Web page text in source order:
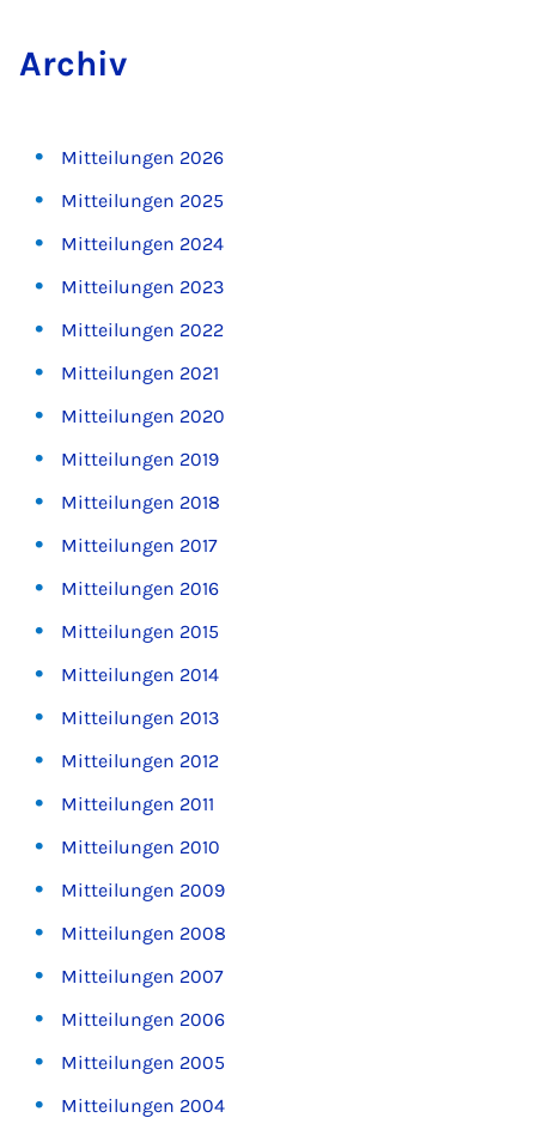
Ar­chiv
Mitteilungen 2026
Mitteilungen 2025
Mitteilungen 2024
Mitteilungen 2023
Mitteilungen 2022
Mitteilungen 2021
Mitteilungen 2020
Mitteilungen 2019
Mitteilungen 2018
Mitteilungen 2017
Mitteilungen 2016
Mitteilungen 2015
Mitteilungen 2014
Mitteilungen 2013
Mitteilungen 2012
Mitteilungen 2011
Mitteilungen 2010
Mitteilungen 2009
Mitteilungen 2008
Mitteilungen 2007
Mitteilungen 2006
Mitteilungen 2005
Mitteilungen 2004